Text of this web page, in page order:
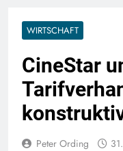
WIRTSCHAFT
CineStar
Peter Ording